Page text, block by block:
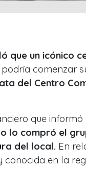
que un icónico
comenzar
del Centro
que
lo compró el
del local. En
en la